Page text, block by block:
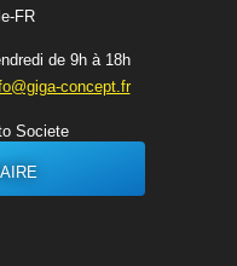
ㅤFR
de 9h à 18h
concept.fr